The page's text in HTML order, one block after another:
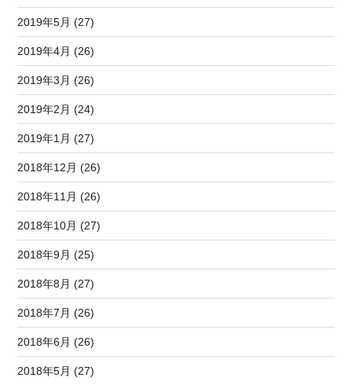
2019年5月 (27)
2019年4月 (26)
2019年3月 (26)
2019年2月 (24)
2019年1月 (27)
2018年12月 (26)
2018年11月 (26)
2018年10月 (27)
2018年9月 (25)
2018年8月 (27)
2018年7月 (26)
2018年6月 (26)
2018年5月 (27)